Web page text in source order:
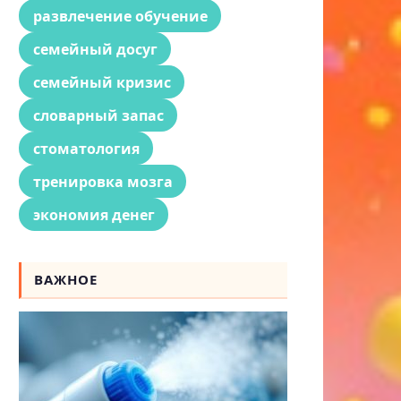
развлечение обучение
семейный досуг
семейный кризис
словарный запас
стоматология
тренировка мозга
экономия денег
ВАЖНОЕ